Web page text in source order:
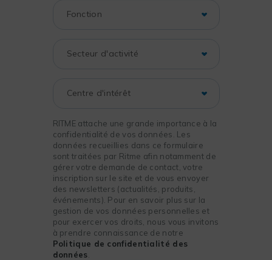
RITME attache une grande importance à la
confidentialité de vos données. Les
données recueillies dans ce formulaire
sont traitées par Ritme afin notamment de
gérer votre demande de contact, votre
inscription sur le site et de vous envoyer
des newsletters (actualités, produits,
événements). Pour en savoir plus sur la
gestion de vos données personnelles et
pour exercer vos droits, nous vous invitons
à prendre connaissance de notre
Politique de confidentialité des
données